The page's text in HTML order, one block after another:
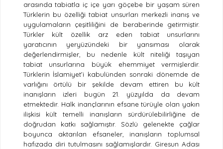
arasında tabiatla iç içe yarı göçebe bir yaşam süren
Türklerin bu özelliği tabiat unsurları merkezli inanış ve
uygulamaların çeşitliliğini de beraberinde getirmiştir.
Türkler kült özellik arz eden tabiat unsurlarını
yaratıcının yeryüzündeki bir yansıması olarak
değerlendirmişler, bu nedenle kült niteliği taşıyan
tabiat unsurlarına büyük ehemmiyet vermişlerdir.
Türklerin İslamiyet’i kabulünden sonraki dönemde de
varlığını örtülü bir şekilde devam ettiren bu kült
inanışların izleri bugün 21. yüzyılda da devam
etmektedir. Halk inançlarının efsane türüyle olan yakın
ilişkisi kült temelli inanışların sürdürülebilirliğine de
doğrudan katkı sağlamıştır. Sözlü gelenekte çağlar
boyunca aktarılan efsaneler, inanışların toplumsal
hafızada diri tutulmasını sağlamışlardır. Giresun Adası